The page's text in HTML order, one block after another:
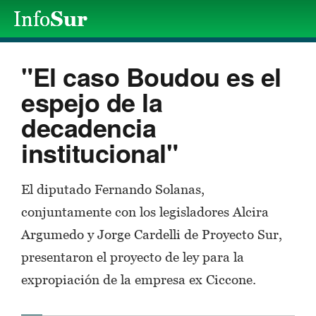
"El caso Boudou es el
espejo de la
decadencia
institucional"
El diputado Fernando Solanas,
conjuntamente con los legisladores Alcira
Argumedo y Jorge Cardelli de Proyecto Sur,
presentaron el proyecto de ley para la
expropiación de la empresa ex Ciccone.